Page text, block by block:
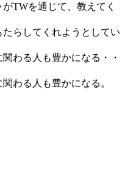
TWを通じて、教えてく
らしてくれようとしてい
わる人も豊かになる・・
わる人も豊かになる。